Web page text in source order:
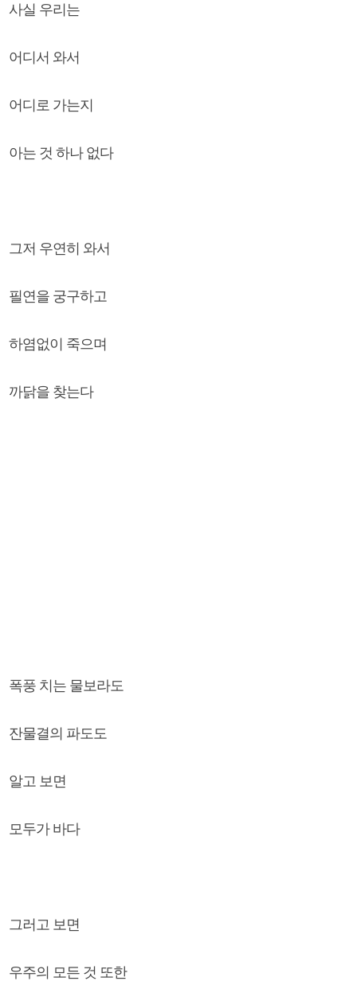
사실 우리는
어디서 와서
어디로 가는지
아는 것 하나 없다
그저 우연히 와서
필연을 궁구하고
하염없이 죽으며
까닭을 찾는다
폭풍 치는 물보라도
잔물결의 파도도
알고 보면
모두가 바다
그러고 보면
우주의 모든 것 또한